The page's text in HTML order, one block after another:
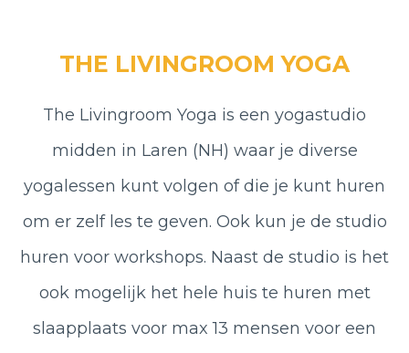
THE LIVINGROOM YOGA
The Livingroom Yoga is een yogastudio
midden in Laren (NH) waar je diverse
yogalessen kunt volgen of die je kunt huren
om er zelf les te geven. Ook kun je de studio
huren voor workshops. Naast de studio is het
ook mogelijk het hele huis te huren met
slaapplaats voor max 13 mensen voor een